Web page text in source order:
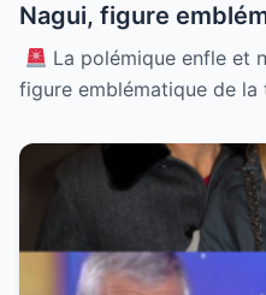
Nagui, figure
à Alexandrie, se
tempête médiatique
émission,
tente de justifier ce
humour. Mais cette
auprès de
Comment celui qui
La polémique enfle et
figure emblématique de la